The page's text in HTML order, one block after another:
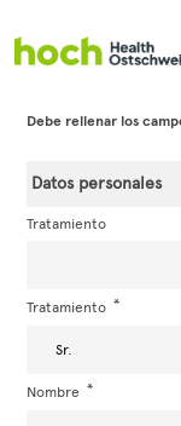
Debe rellenar los
Datos personales
Tratamiento
Tratamiento
Nombre